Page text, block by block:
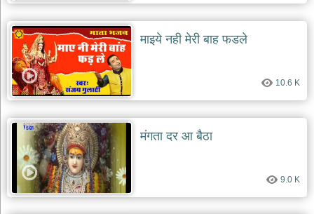
माइये नही मेरी बाह फडले
10.6 K
मंगता दर आ बैठा
9.0 K